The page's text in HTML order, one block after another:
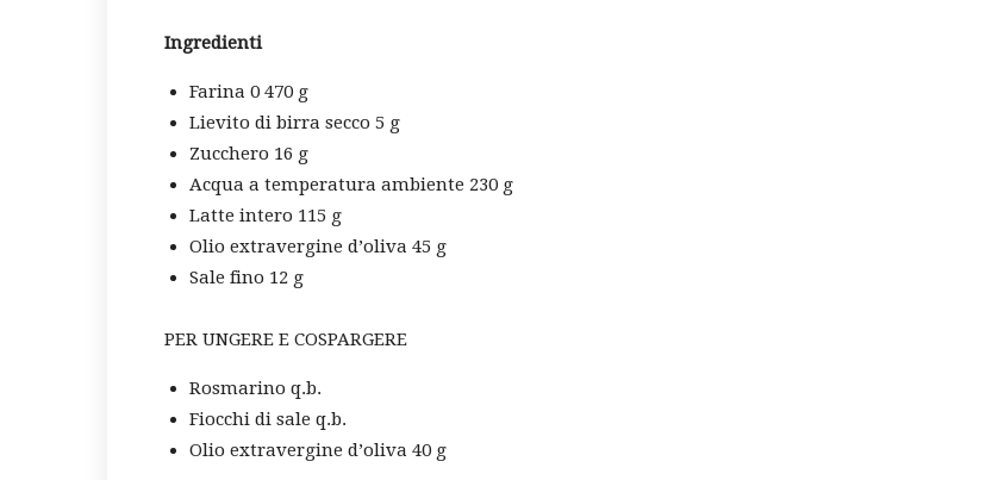
Ingredienti
Farina 0 470 g
Lievito di birra secco 5 g
Zucchero 16 g
Acqua a temperatura ambiente 230 g
Latte intero 115 g
Olio extravergine d’oliva 45 g
Sale fino 12 g
PER UNGERE E COSPARGERE
Rosmarino q.b.
Fiocchi di sale q.b.
Olio extravergine d’oliva 40 g